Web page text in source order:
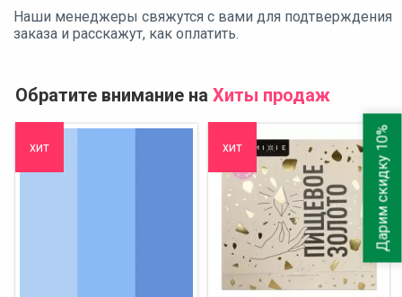
Наши менеджеры свяжутся с вами для подтверждения
заказа и расскажут, как оплатить.
Обратите внимание на Хиты продаж
хит хит Дарим скидку 10%